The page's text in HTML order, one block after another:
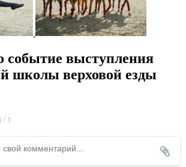
выступления
школы верховой езды
/ 1